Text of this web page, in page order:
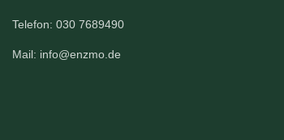
Telefon: 030 7689490
Mail: info@enzmo.de